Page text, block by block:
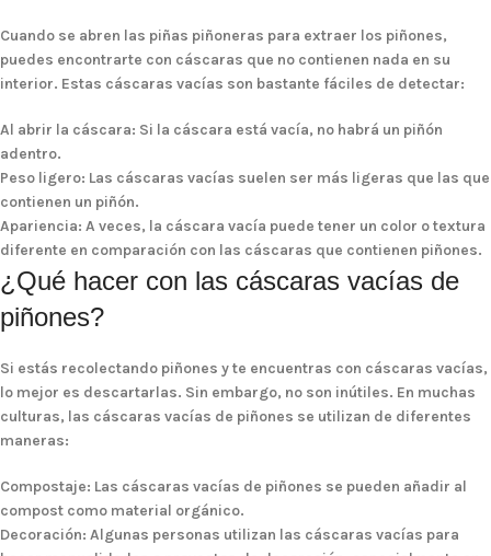
Cuando se abren las piñas piñoneras para extraer los piñones,
puedes encontrarte con cáscaras que no contienen nada en su
interior. Estas cáscaras vacías son bastante fáciles de detectar:
Al abrir la cáscara: Si la cáscara está vacía, no habrá un piñón
adentro.
Peso ligero: Las cáscaras vacías suelen ser más ligeras que las que
contienen un piñón.
Apariencia: A veces, la cáscara vacía puede tener un color o textura
diferente en comparación con las cáscaras que contienen piñones.
¿Qué hacer con las cáscaras vacías de
piñones?
Si estás recolectando piñones y te encuentras con cáscaras vacías,
lo mejor es descartarlas. Sin embargo, no son inútiles. En muchas
culturas, las cáscaras vacías de piñones se utilizan de diferentes
maneras:
Compostaje: Las cáscaras vacías de piñones se pueden añadir al
compost como material orgánico.
Decoración: Algunas personas utilizan las cáscaras vacías para